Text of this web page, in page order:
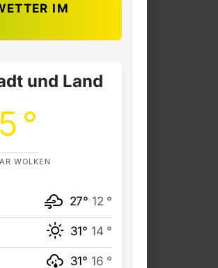
IM
und Land
°
WOLKEN
27° 12 °
31° 14 °
31° 16 °